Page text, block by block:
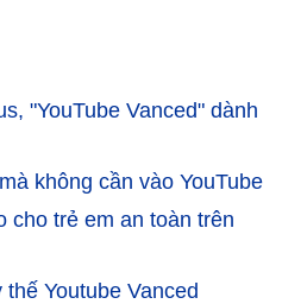
"YouTube Vanced" dành
không cần vào YouTube
cho trẻ em an toàn trên
Youtube Vanced